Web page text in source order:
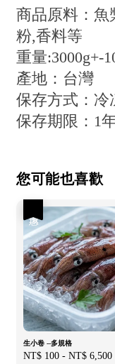
商品原料：魚
粉,香料等
重量:3000g+-
產地：台灣
保存方式：冷
保存期限：1
您可能也喜歡
生小卷 --多規格
Sale
NT$ 100 - NT$ 6,500